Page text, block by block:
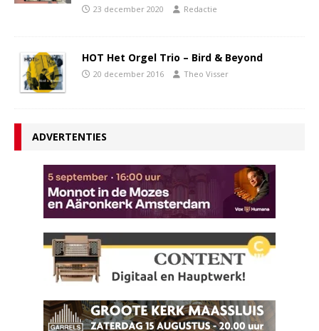
23 december 2020 Redactie
HOT Het Orgel Trio – Bird & Beyond
20 december 2016 Theo Visser
ADVERTENTIES